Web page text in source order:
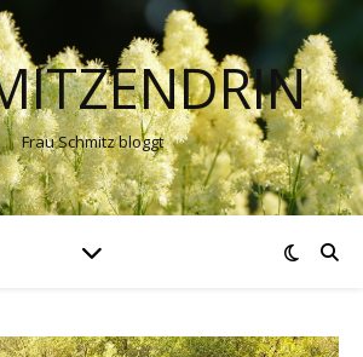
Frau Schmitz bloggt